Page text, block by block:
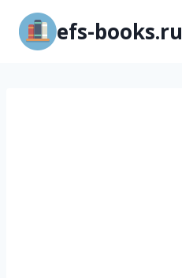
Перейти
содержимому
efs-books.ru